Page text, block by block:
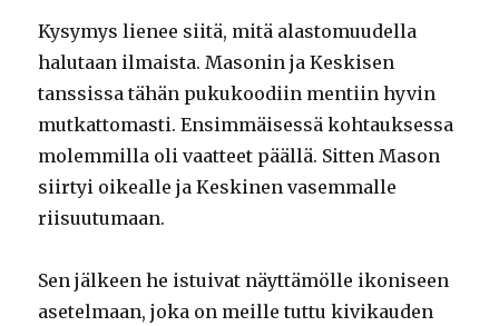
Kysymys lienee siitä, mitä alastomuudella
halutaan ilmaista. Masonin ja Keskisen
tanssissa tähän pukukoodiin mentiin hyvin
mutkattomasti. Ensimmäisessä kohtauksessa
molemmilla oli vaatteet päällä. Sitten Mason
siirtyi oikealle ja Keskinen vasemmalle
riisuutumaan.
Sen jälkeen he istuivat näyttämölle ikoniseen
asetelmaan, joka on meille tuttu kivikauden